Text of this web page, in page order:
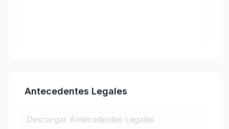
Antecedentes Legales
Descargar Antecedentes Legales